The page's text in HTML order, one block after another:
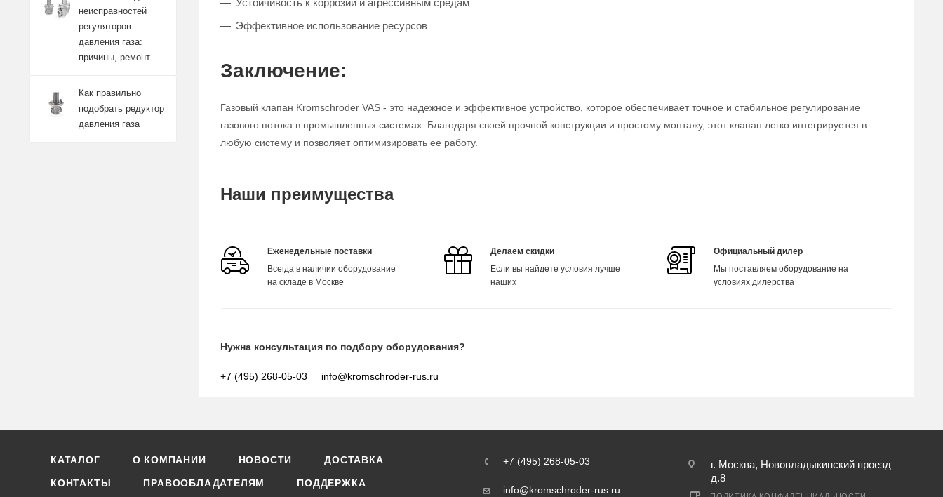
Устойчивость к коррозии и агрессивным средам
Эффективное использование ресурсов
Заключение:
Газовый клапан Kromschroder VAS - это надежное и эффективное устройство, которое обеспечивает точное и стабильное регулирование
газового потока в промышленных системах. Благодаря своей прочной конструкции и простому монтажу, этот клапан легко интегрируется в
любую систему и позволяет оптимизировать ее работу.
Наши преимущества
Еженедельные поставки
Всегда в наличии оборудование
на складе в Москве
Делаем скидки
Если вы найдете условия лучше
наших
Официальный дилер
Мы поставляем оборудование на
условиях дилерства
Нужна консультация по подбору оборудования?
+7 (495) 268-05-03 info@kromschroder-rus.ru
неисправностей
регуляторов
давления газа:
причины, ремонт
Как правильно
подобрать редуктор
давления газа
КАТАЛОГ О КОМПАНИИ НОВОСТИ ДОСТАВКА
КОНТАКТЫ ПРАВООБЛАДАТЕЛЯМ ПОДДЕРЖКА
+7 (495) 268-05-03
info@kromschroder-rus.ru
г. Москва, Нововладыкинский проезд
д.8